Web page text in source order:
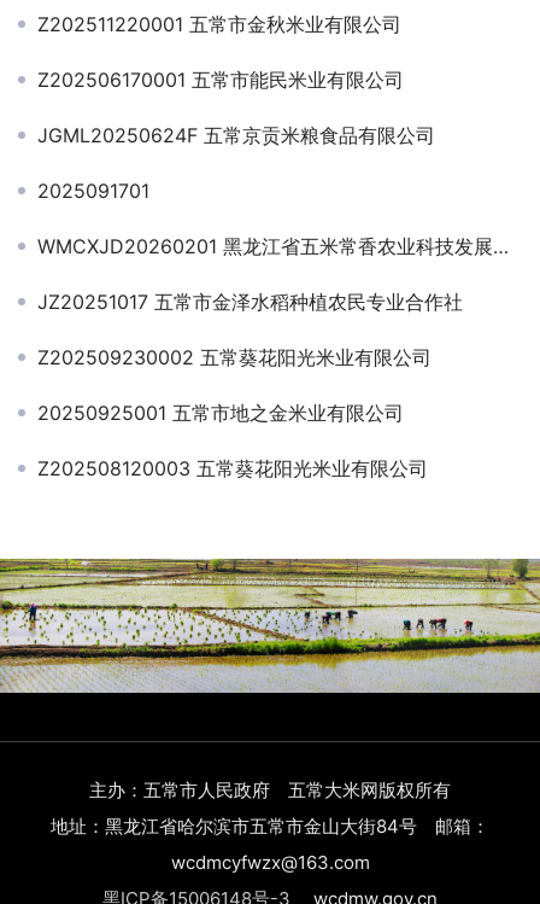
Z202511220001 五常市金秋米业有限公司
Z202506170001 五常市能民米业有限公司
JGML20250624F 五常京贡米粮食品有限公司
2025091701
WMCXJD20260201 黑龙江省五米常香农业科技发展股份有限公司
JZ20251017 五常市金泽水稻种植农民专业合作社
Z202509230002 五常葵花阳光米业有限公司
20250925001 五常市地之金米业有限公司
Z202508120003 五常葵花阳光米业有限公司
主办：五常市人民政府 五常大米网版权所有
地址：黑龙江省哈尔滨市五常市金山大街84号 邮箱：
wcdmcyfwzx@163.com
黑ICP备15006148号-3 wcdmw.gov.cn